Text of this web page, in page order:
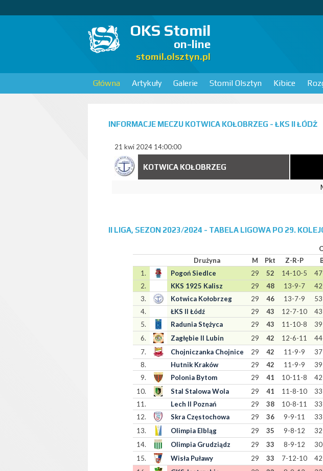
OKS Stomil
on-line
stomil.olsztyn.pl
Główna Artykuły Galerie Stomil Olsztyn Kibice
INFORMACJE MECZU KOTWICA KOŁOBRZEG - ŁKS II ŁÓDŹ
21 kwi 2024 14:00:00
KOTWICA KOŁOBRZEG
II LIGA, SEZON 2023/2024 - TABELA LIGOWA PO 29.
Drużyna
M Pkt Z-R-P
1.
Pogoń Siedlce 29 52 14-10-5
2.
KKS 1925 Kalisz 29 48 13-9-7
3.
Kotwica Kołobrzeg 29 46 13-7-9
4.
ŁKS II Łódź 29 43 12-7-10
5.
Radunia Stężyca 29 43 11-10-8
6.
Zagłębie II Lubin 29 42 12-6-11
7.
Chojniczanka Chojnice 29 42 11-9-9
8.
Hutnik Kraków 29 42 11-9-9
9.
Polonia Bytom 29 41 10-11-8
10.
Stal Stalowa Wola 29 41 11-8-10
11.
Lech II Poznań 29 38 10-8-11
12.
Skra Częstochowa 29 36 9-9-11
13.
Olimpia Elbląg 29 35 9-8-12
14.
Olimpia Grudziądz 29 33 8-9-12
15.
Wisła Puławy 29 33 7-12-10